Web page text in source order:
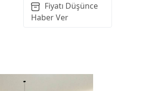
Fiyatı Düşünce
Haber Ver